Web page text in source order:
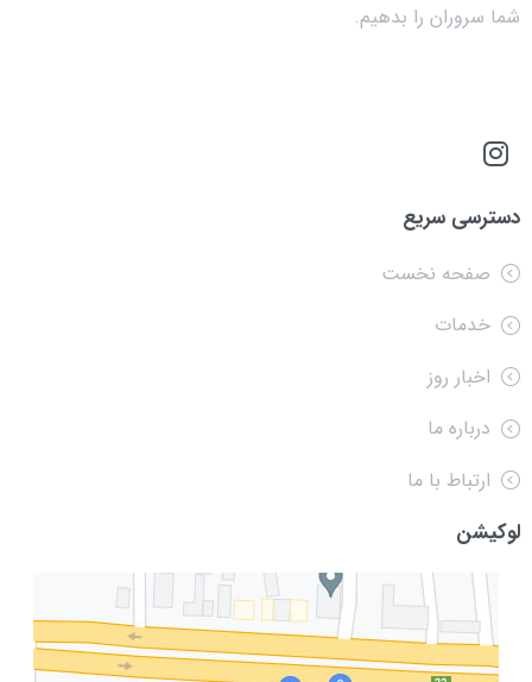
شما سروران را بدهیم.
دسترسی سریع
صفحه نخست
خدمات
اخبار روز
درباره ما
ارتباط با ما
لوکیشن